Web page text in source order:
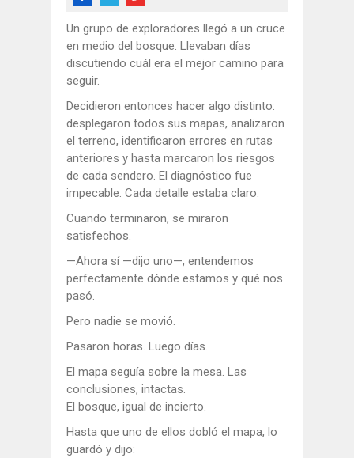
Un grupo de exploradores llegó a un cruce
en medio del bosque. Llevaban días
discutiendo cuál era el mejor camino para
seguir.
Decidieron entonces hacer algo distinto:
desplegaron todos sus mapas, analizaron
el terreno, identificaron errores en rutas
anteriores y hasta marcaron los riesgos
de cada sendero. El diagnóstico fue
impecable. Cada detalle estaba claro.
Cuando terminaron, se miraron
satisfechos.
—Ahora sí —dijo uno—, entendemos
perfectamente dónde estamos y qué nos
pasó.
Pero nadie se movió.
Pasaron horas. Luego días.
El mapa seguía sobre la mesa. Las
conclusiones, intactas.
El bosque, igual de incierto.
Hasta que uno de ellos dobló el mapa, lo
guardó y dijo: